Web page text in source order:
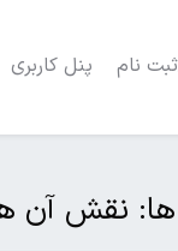
نام پنل کاربری
ها: نقش آن